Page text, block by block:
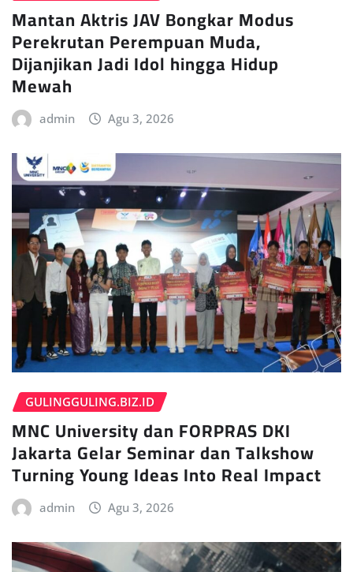
Mantan Aktris JAV Bongkar Modus
Perekrutan Perempuan Muda,
Dijanjikan Jadi Idol hingga Hidup
Mewah
admin Agu 3, 2026
GULINGGULING.BIZ.ID
MNC University dan FORPRAS DKI
Jakarta Gelar Seminar dan Talkshow
Turning Young Ideas Into Real Impact
admin Agu 3, 2026